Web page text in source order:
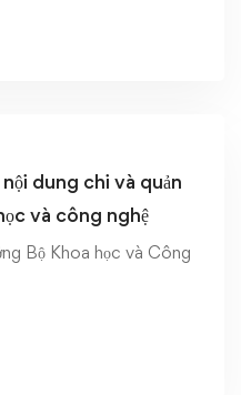
dung chi và quản
và công nghệ
Bộ Khoa học và Công